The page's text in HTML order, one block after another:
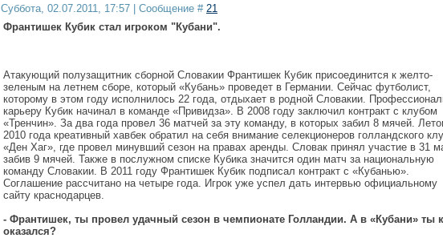
Суббота, 02.07.2011, 17:57 | Сообщение # 21
Франтишек Кубик стал игроком "Кубани".
Атакующий полузащитник сборной Словакии Франтишек Кубик присоединится к желто-
зеленым на летнем сборе, который «Кубань» проведет в Германии. Сейчас футболист,
которому в этом году исполнилось 22 года, отдыхает в родной Словакии.
карьеру Кубик начинал в команде «Привидза». В 2008 году заключил контракт с клубом
«Тренчин». За два года провел 36 матчей за эту команду, в которых забил 8 мячей.
2010 года креативный хавбек обратил на себя внимание селекционеров голландского
«Ден Хаг», где провел минувший сезон на правах аренды. Словак принял участие в 31
забив 9 мячей. Также в послужном списке Кубика значится один матч за национальную
команду Словакии. В 2011 году Франтишек Кубик подписал контракт с «Кубанью».
Соглашение рассчитано на четыре года. Игрок уже успел дать интервью официальному
сайту краснодарцев.
- Франтишек, ты провел удачный сезон в чемпионате Голландии. А в «Кубани» ты
оказался?